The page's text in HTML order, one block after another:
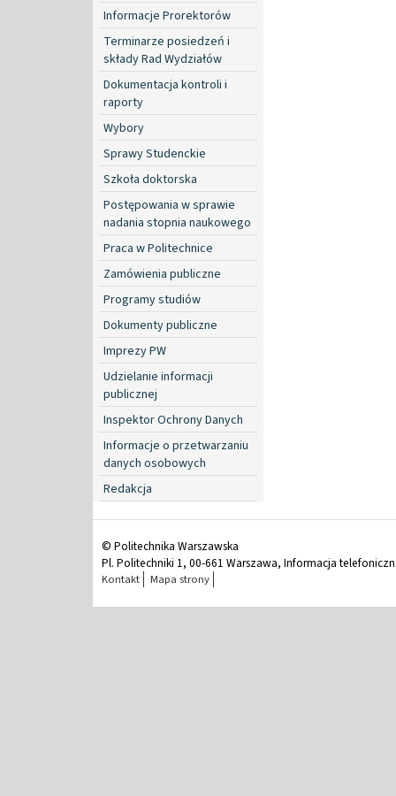
Informacje Prorektorów
Terminarze posiedzeń i
składy Rad Wydziałów
Dokumentacja kontroli i
raporty
Wybory
Sprawy Studenckie
Szkoła doktorska
Postępowania w sprawie
nadania stopnia naukowego
Praca w Politechnice
Zamówienia publiczne
Programy studiów
Dokumenty publiczne
Imprezy PW
Udzielanie informacji
publicznej
Inspektor Ochrony Danych
Informacje o przetwarzaniu
danych osobowych
Redakcja
© Politechnika Warszawska
Pl. Politechniki 1, 00-661 Warszawa, Informacja
Kontakt Mapa strony